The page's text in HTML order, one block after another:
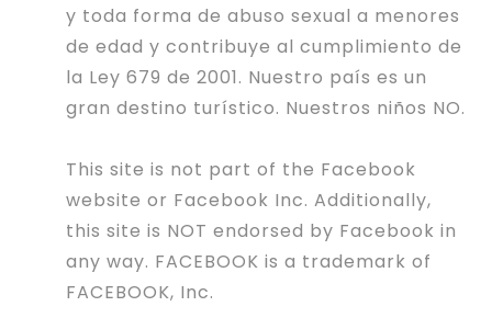
y toda forma de abuso sexual a menores
de edad y contribuye al cumplimiento de
la Ley 679 de 2001. Nuestro país es un
gran destino turístico. Nuestros niños NO.
This site is not part of the Facebook
website or Facebook Inc. Additionally,
this site is NOT endorsed by Facebook in
any way. FACEBOOK is a trademark of
FACEBOOK, Inc.